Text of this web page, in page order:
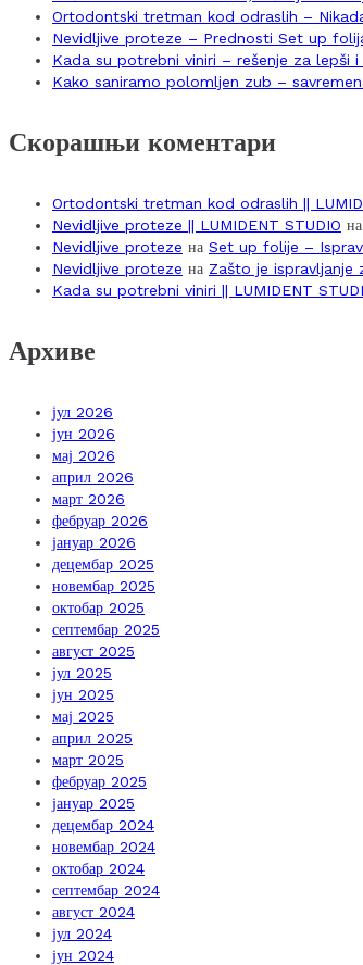
Ortodontski tretman kod odraslih –
Nevidljive proteze – Prednosti Set up
Kada su potrebni viniri – rešenje za lepši i
Kako saniramo polomljen zub –
Скорашњи коментари
Ortodontski tretman kod odraslih ||
Nevidljive proteze || LUMIDENT STUDIO на
Nevidljive proteze на Set up folije –
Nevidljive proteze на Zašto je ispravljanje
Kada su potrebni viniri || LUMIDENT
Архиве
јул 2026
јун 2026
мај 2026
април 2026
март 2026
фебруар 2026
јануар 2026
децембар 2025
новембар 2025
октобар 2025
септембар 2025
август 2025
јул 2025
јун 2025
мај 2025
април 2025
март 2025
фебруар 2025
јануар 2025
децембар 2024
новембар 2024
октобар 2024
септембар 2024
август 2024
јул 2024
јун 2024